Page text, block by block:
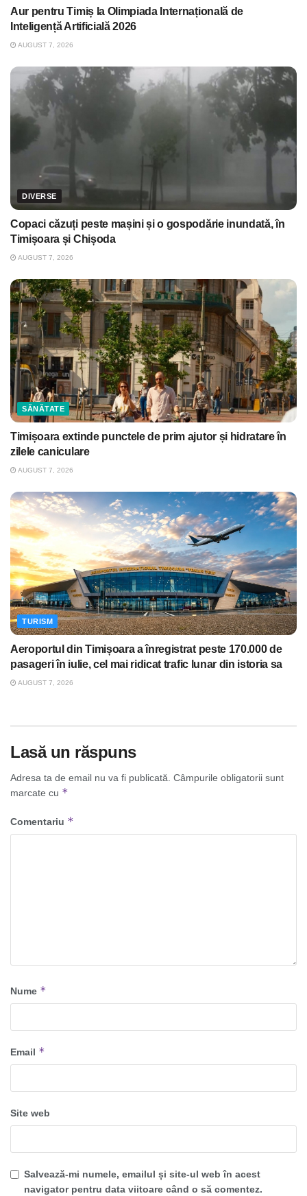
Aur pentru Timiș la Olimpiada Internațională de
Inteligență Artificială 2026
AUGUST 7, 2026
DIVERSE
Copaci căzuți peste mașini și o gospodărie inundată, în
Timișoara și Chișoda
AUGUST 7, 2026
SĂNĂTATE
Timișoara extinde punctele de prim ajutor și hidratare în
zilele caniculare
AUGUST 7, 2026
TURISM
Aeroportul din Timișoara a înregistrat peste 170.000 de
pasageri în iulie, cel mai ridicat trafic lunar din istoria sa
AUGUST 7, 2026
Lasă un răspuns
Adresa ta de email nu va fi publicată. Câmpurile obligatorii sunt
marcate cu *
Comentariu *
Nume *
Email *
Site web
Salvează-mi numele, emailul și site-ul web în acest
navigator pentru data viitoare când o să comentez.